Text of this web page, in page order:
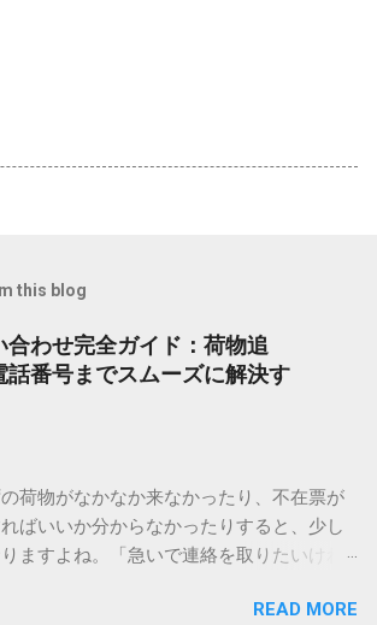
this blog
合わせ完全ガイド：荷物追
話番号までスムーズに解決す
荷物がなかなか来なかったり、不在票が
ばいいか分からなかったりすると、少し
ますよね。「急いで連絡を取りたいけれ
った疑問を抱える方も多いはずです。 福山
READ MORE